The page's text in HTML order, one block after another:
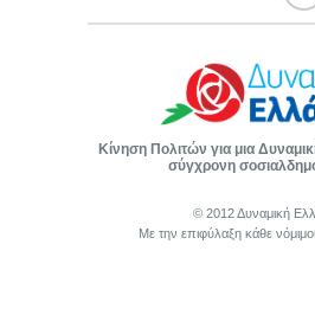
Κίνηση Πολιτών για μια
σύγχρονη
© 2012 Δυναμική
Με την επιφύλαξη κάθε